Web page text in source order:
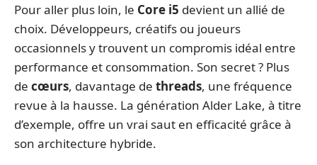
Pour aller plus loin, le Core i5 devient un allié de
choix. Développeurs, créatifs ou joueurs
occasionnels y trouvent un compromis idéal entre
performance et consommation. Son secret ? Plus
de cœurs, davantage de threads, une fréquence
revue à la hausse. La génération Alder Lake, à titre
d’exemple, offre un vrai saut en efficacité grâce à
son architecture hybride.